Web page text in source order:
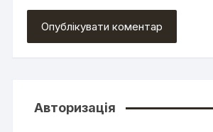
Авторизація